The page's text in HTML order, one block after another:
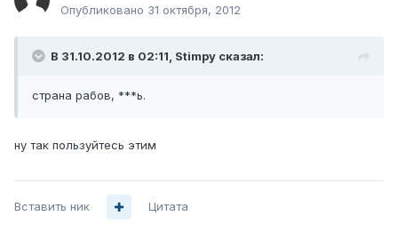
Опубликовано 31 октября, 2012
В 31.10.2012 в 02:11, Stimpy сказал:
страна рабов, ***ь.
ну так пользуйтесь этим
Вставить ник Цитата